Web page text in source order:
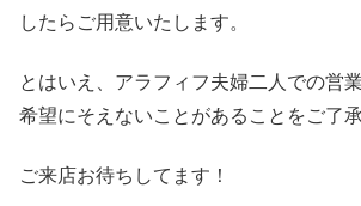
したらご用意いたします。
とはいえ、アラフィフ夫婦二人での営
希望にそえないことがあることをご了承
ご来店お待ちしてます！